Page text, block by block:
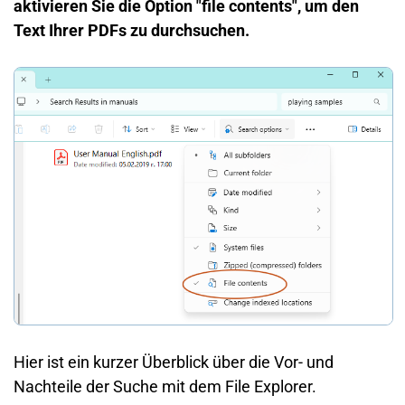
aktivieren Sie die Option "file contents", um den
Text Ihrer PDFs zu durchsuchen.
Hier ist ein kurzer Überblick über die Vor- und
Nachteile der Suche mit dem File Explorer.